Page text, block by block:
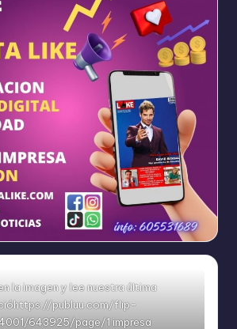
la imagen y lee nuestra última
publuu.com/flip-
643925/page/1 impresa